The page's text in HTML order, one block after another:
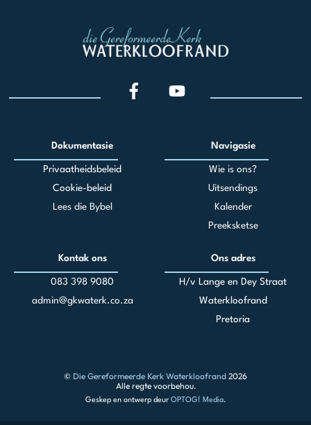
Dokumentasie
Privaatheidsbeleid
Cookie-beleid
Lees die Bybel
Navigasie
Wie is ons?
Uitsendings
Kalender
Preeksketse
Kontak ons
083 398 9080
admin@gkwaterk.co.za
Ons adres
H/v Lange en Dey Straat
Waterkloofrand
Pretoria
© Die Gereformeerde Kerk Waterkloofrand 2026
Alle regte voorbehou.
Geskep en ontwerp deur OPTOG! Media.